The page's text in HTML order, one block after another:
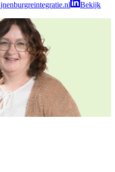
Bekijk